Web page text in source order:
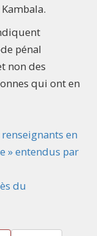
pénal
non des
qui ont en
en
» entendus par
du